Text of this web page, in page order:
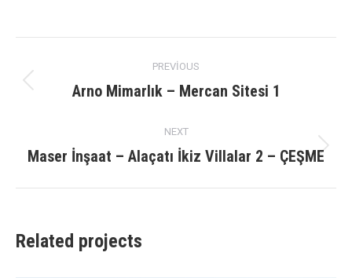
navigation
PREVIOUS
Previous
Arno Mimarlık – Mercan Sitesi 1
NEXT
Next
Maser İnşaat – Alaçatı İkiz Villalar 2 – ÇEŞME
Related projects